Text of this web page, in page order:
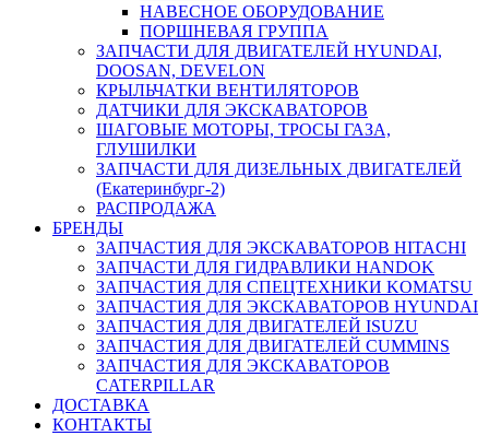
НАВЕСНОЕ ОБОРУДОВАНИЕ
ПОРШНЕВАЯ ГРУППА
ЗАПЧАСТИ ДЛЯ ДВИГАТЕЛЕЙ HYUNDAI,
DOOSAN, DEVELON
КРЫЛЬЧАТКИ ВЕНТИЛЯТОРОВ
ДАТЧИКИ ДЛЯ ЭКСКАВАТОРОВ
ШАГОВЫЕ МОТОРЫ, ТРОСЫ ГАЗА,
ГЛУШИЛКИ
ЗАПЧАСТИ ДЛЯ ДИЗЕЛЬНЫХ ДВИГАТЕЛЕЙ
(Екатеринбург-2)
РАСПРОДАЖА
БРЕНДЫ
ЗАПЧАСТИЯ ДЛЯ ЭКСКАВАТОРОВ HITACHI
ЗАПЧАСТИ ДЛЯ ГИДРАВЛИКИ HANDOK
ЗАПЧАСТИЯ ДЛЯ СПЕЦТЕХНИКИ KOMATSU
ЗАПЧАСТИЯ ДЛЯ ЭКСКАВАТОРОВ HYUNDAI
ЗАПЧАСТИЯ ДЛЯ ДВИГАТЕЛЕЙ ISUZU
ЗАПЧАСТИЯ ДЛЯ ДВИГАТЕЛЕЙ CUMMINS
ЗАПЧАСТИЯ ДЛЯ ЭКСКАВАТОРОВ
CATERPILLAR
ДОСТАВКА
КОНТАКТЫ